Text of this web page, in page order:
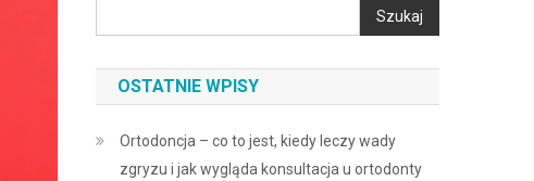
Szukaj
OSTATNIE WPISY
Ortodoncja – co to jest, kiedy leczy wady
zgryzu i jak wygląda konsultacja u ortodonty